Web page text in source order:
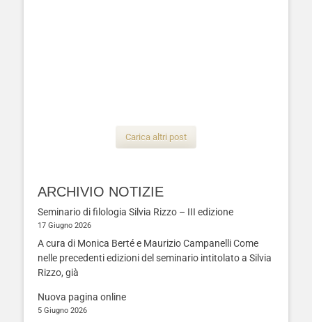
Carica altri post
ARCHIVIO NOTIZIE
Seminario di filologia Silvia Rizzo – III edizione
17 Giugno 2026
A cura di Monica Berté e Maurizio Campanelli Come
nelle precedenti edizioni del seminario intitolato a Silvia
Rizzo, già
Nuova pagina online
5 Giugno 2026